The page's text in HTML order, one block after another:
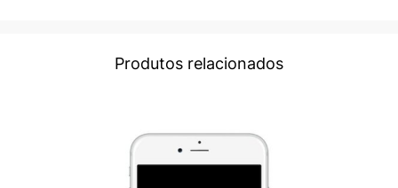
Produtos relacionados